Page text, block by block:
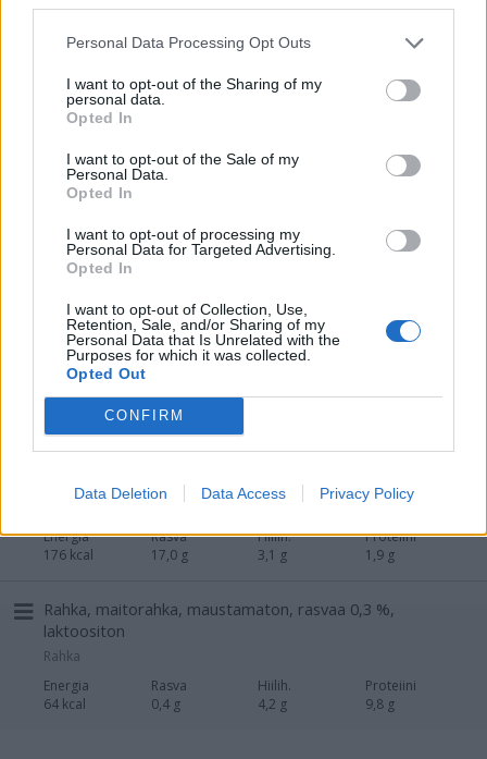
Personal Data Processing Opt Outs
I want to opt-out of the Sharing of my
personal data.
Opted In
I want to opt-out of the Sale of my
Personal Data.
Opted In
I want to opt-out of processing my
Personal Data for Targeted Advertising.
Opted In
I want to opt-out of Collection, Use,
Retention, Sale, and/or Sharing of my
Personal Data that Is Unrelated with the
Purposes for which it was collected.
Opted Out
CONFIRM
Data Deletion Data Access Privacy Policy
Energia
Rasva
Hiilih.
Proteiini
vitamiinia 2 ug
Maitojuomat <2%
Energia
40 kcal
Rasva
1,5 g
Hiilih.
Proteiini
3,3 g
Juusto, gouda, keskiarvo, rasvaa 28-30 %
Juustot, kypsytetyt juustot
Energia
375 kcal
0,0 g
Kermavaahto, sokeroitu, kotitekoinen
Kerma
Rasva
Creme fraiche, ranskankerma, rasvaa 15-18 %
Hapanmaitotuotteet, muut
Energia
176 kcal
Rasva
17,0 g
Hiilih.
3,1 g
Proteiini
1,9 g
Rahka, maitorahka, maustamaton, rasvaa 0,3 %,
laktoositon
Rahka
Energia
64 kcal
Rasva
0,4 g
Hiilih.
4,2 g
Proteiini
9,8 g